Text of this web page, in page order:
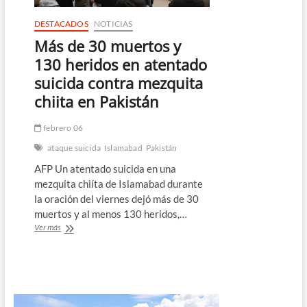
DESTACADOS NOTICIAS
Más de 30 muertos y
130 heridos en atentado
suicida contra mezquita
chiita en Pakistán
febrero 06
ataque suicida Islamabad Pakistán
AFP Un atentado suicida en una
mezquita chiíta de Islamabad durante
la oración del viernes dejó más de 30
muertos y al menos 130 heridos,…
Ver másMás
heridos